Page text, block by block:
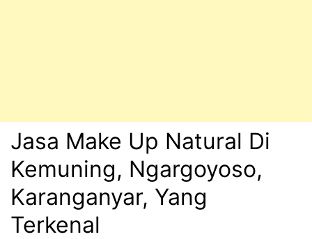
Jasa Make Up Natural Di
Kemuning, Ngargoyoso,
Karanganyar, Yang
Terkenal